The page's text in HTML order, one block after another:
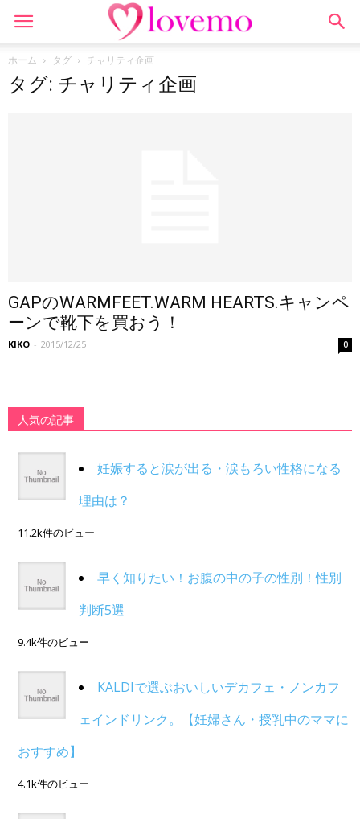
ホーム タグ チャリティ企画
タグ: チャリティ企画
GAPのWARMFEET.WARM HEARTS.キャンペ
ーンで靴下を買おう！
KIKO - 2015/12/25 0
人気の記事
妊娠すると涙が出る・涙もろい性格になる
理由は？
11.2k件のビュー
早く知りたい！お腹の中の子の性別！性別
判断5選
9.4k件のビュー
KALDIで選ぶおいしいデカフェ・ノンカフ
ェインドリンク。【妊婦さん・授乳中のママに
おすすめ】
4.1k件のビュー